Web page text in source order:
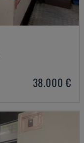
38.000 €